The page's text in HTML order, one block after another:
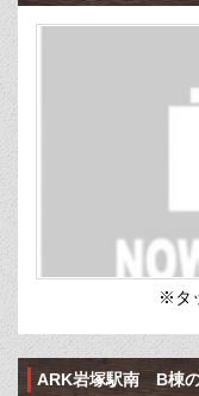
※タ
ARK岩塚駅南 B棟